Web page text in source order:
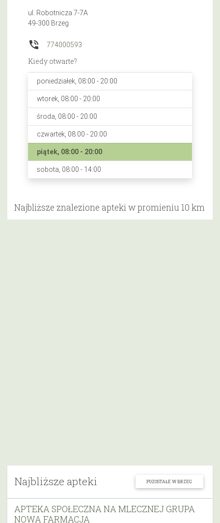
Najbliższe apteki POZOSTAŁE W BRZEG
APTEKA SPOŁECZNA NA MLECZNEJ GRUPA
NOWA FARMACJA
ul. Robotnicza 7-7A
49-300 Brzeg
phone_in_talk 774000593
Kiedy otwarte?
poniedziałek, 08:00 - 20:00
wtorek, 08:00 - 20:00
środa, 08:00 - 20:00
czwartek, 08:00 - 20:00
piątek, 08:00 - 20:00
sobota, 08:00 - 14:00
Najbliższe znalezione apteki w promieniu 10 km